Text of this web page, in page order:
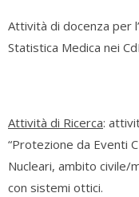
Attività di docenza per
Statistica Medica nei
Attività di Ricerca:
“Protezione da Eventi
Nucleari, ambito civile/
con sistemi ottici.